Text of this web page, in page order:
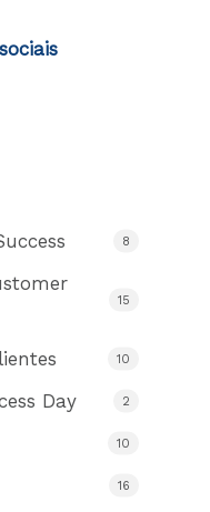
8
15
10
Day 2
10
16